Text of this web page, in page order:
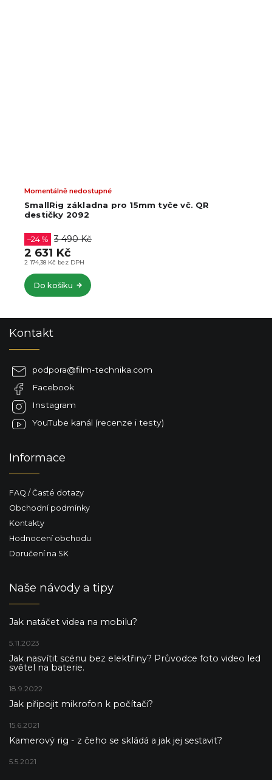
SmallRig základna pro 15mm tyče vč. QR
destičky 2092
Momentálně nedostupné
2 174,38 Kč bez DPH
–24 % 3 490 Kč
2 631 Kč
Do košíku
Kontakt
podpora@film-technika.com
Facebook
Instagram
YouTube kanál (recenze i testy)
Informace
FAQ / Časté dotazy
Obchodní podmínky
Kontakty
Hodnocení obchodu
Doručení na SK
Naše návody a tipy
Jak natáčet videa na mobilu?
5.11.2023
Jak nasvítit scénu bez elektřiny? Průvodce foto video led
světel na baterie.
18.9.2022
Jak připojit mikrofon k počítači?
15.6.2021
Kamerový rig - z čeho se skládá a jak jej sestavit?
5.5.2021